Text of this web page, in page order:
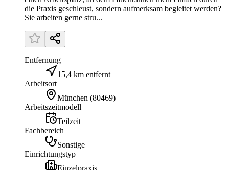
die Praxis geschleust, sondern aufmerksam begleitet werden?
Sie arbeiten gerne stru...
Entfernung
15,4 km entfernt
Arbeitsort
München (80469)
Arbeitszeitmodell
Teilzeit
Fachbereich
Sonstige
Einrichtungstyp